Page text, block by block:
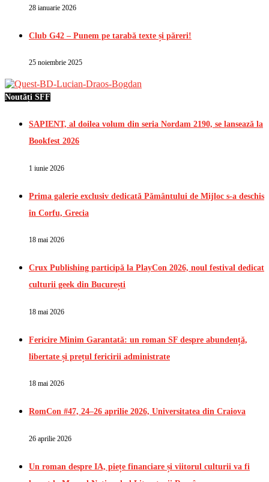
28 ianuarie 2026
Club G42 – Punem pe tarabă texte și păreri!
25 noiembrie 2025
Noutăți SFF
SAPIENT, al doilea volum din seria Nordam 2190, se lansează la
Bookfest 2026
1 iunie 2026
Prima galerie exclusiv dedicată Pământului de Mijloc s-a deschis
în Corfu, Grecia
18 mai 2026
Crux Publishing participă la PlayCon 2026, noul festival dedicat
culturii geek din București
18 mai 2026
Fericire Minim Garantată: un roman SF despre abundență,
libertate și prețul fericirii administrate
18 mai 2026
RomCon #47, 24–26 aprilie 2026, Universitatea din Craiova
26 aprilie 2026
Un roman despre IA, piețe financiare și viitorul culturii va fi